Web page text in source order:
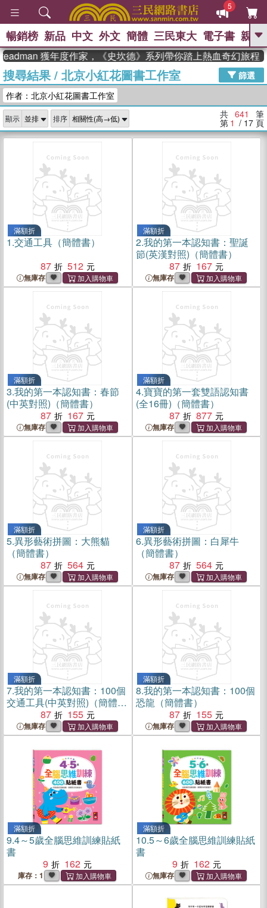
5
GO
熱搜： 東野圭吾 、 高希均教授回憶錄
、 The Odyssey 、 父親節 、 如果歷
獎 臺灣漫遊錄 、 方念華 、 台灣的李
登輝時代
數學女孩：黎曼猜想 、
偉大的迷走神經
暢銷榜 新品 中文 外文 簡體 三民東大 電子書 親子
獲年度作家，《史坎德》系列帶你踏上熱血奇幻旅程
搜尋結果/ 北京小紅花圖書工作室
篩選
作者：北京小紅花圖書工作室
顯示 排序 共 641 筆
第 1 / 17 頁
滿額折
1.交通工具（簡體書）
87
512
無庫存
滿額折
2.我的第一本認知書：聖誕
節(英漢對照)（簡體書）
87
167
無庫存
滿額折
3.我的第一本認知書：春節
(中英對照)（簡體書）
87
167
無庫存
滿額折
4.寶寶的第一套雙語認知書
(全16冊)（簡體書）
87
877
無庫存
滿額折
5.異形藝術拼圖：大熊貓
（簡體書）
87
564
無庫存
滿額折
6.異形藝術拼圖：白犀牛
（簡體書）
87
564
無庫存
滿額折
7.我的第一本認知書：100個
交通工具(中英對照)（簡體
87 155
無庫存
滿額折
8.我的第一本認知書：100個
恐龍（簡體書）
87
155
無庫存
滿額折
9.4～5歲全腦思維訓練貼紙
書
9
162
庫存：1
滿額折
10.5～6歲全腦思維訓練貼紙
書
9
162
無庫存